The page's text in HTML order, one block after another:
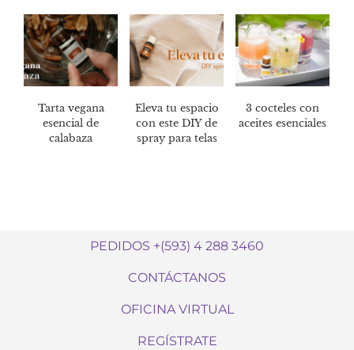
Tarta vegana
esencial de
calabaza
Eleva tu espacio
con este DIY de
spray para telas
3 cocteles con
aceites esenciales
PEDIDOS +(593) 4 288 3460
CONTÁCTANOS
OFICINA VIRTUAL
REGÍSTRATE